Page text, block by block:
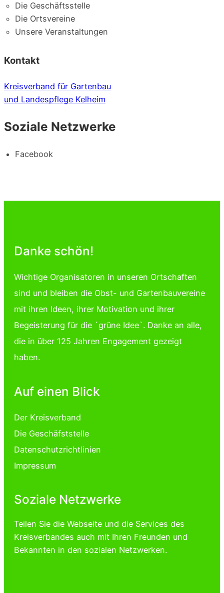
Die Geschäfts­stel­le
Die Orts­ver­ei­ne
Unse­re Veranstaltungen
Kontakt
Kreis­ver­band für Gartenbau
und Lan­des­pfle­ge Kelheim
Soziale Netzwerke
Face­book
Danke schön!
Wichtige Organisatoren in unseren Ortschaften
sind und bleiben die Obst- und Gartenbauvereine
mit ihren Ideen, ihrer Motivation und ihrer
Begeisterung für die `grüne Idee`. Danke an alle,
die in über 125 Jahren Engagement gezeigt
haben.
Auf einen Blick
Der Kreisverband
Die Geschäfststelle
Datenschutzrichtlinien
Impressum
Soziale Netzwerke
Teilen Sie die Webseite und die Services des
Kreisverbandes auch mit Ihren Freunden und
Bekannten in den sozialen Netzwerken.